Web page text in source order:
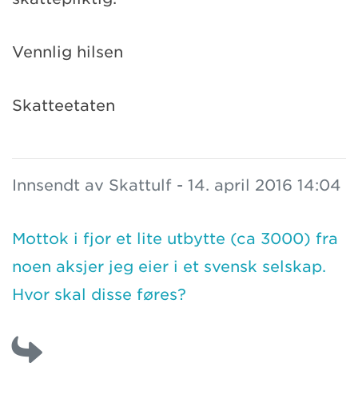
Vennlig hilsen
Skatteetaten
Innsendt av Skattulf - 14. april 2016 14:04
Mottok i fjor et lite utbytte (ca 3000) fra
noen aksjer jeg eier i et svensk selskap.
Hvor skal disse føres?